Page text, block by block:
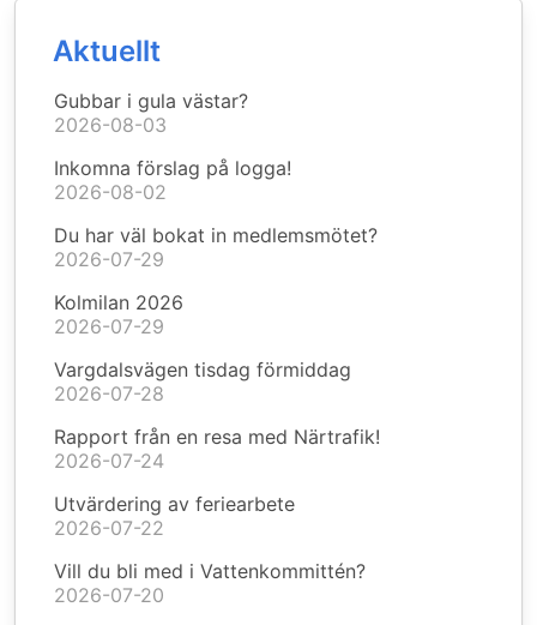
Aktuellt
Gubbar i gula västar?
2026-08-03
Inkomna förslag på logga!
2026-08-02
Du har väl bokat in medlemsmötet?
2026-07-29
Kolmilan 2026
2026-07-29
Vargdalsvägen tisdag förmiddag
2026-07-28
Rapport från en resa med Närtrafik!
2026-07-24
Utvärdering av feriearbete
2026-07-22
Vill du bli med i Vattenkommittén?
2026-07-20